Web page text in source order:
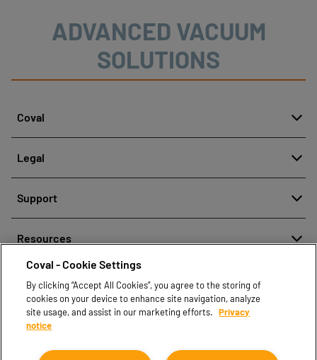
ADVANCED VACUUM
SOLUTIONS
Coval
History
Our technologies
Legal
Avisos legales
Support
Contact sales
Find partners
Resources
Document center
Coval CAD Catalog
Blog
FAQ
Coval - Cookie Settings
By clicking “Accept All Cookies”, you agree to the storing of
cookies on your device to enhance site navigation, analyze
site usage, and assist in our marketing efforts. Privacy
notice